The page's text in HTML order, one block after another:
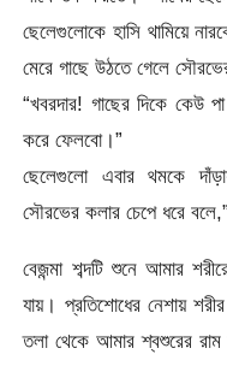
ছেলেগুলোকে হাসি থামিয়ে
মেরে গাছে উঠতে গেলে
“খবরদার! গাছের দিকে কেউ
করে ফেলবো।”
ছেলেগুলো এবার থমকে
সৌরভের কলার চেপে ধরে
বেজন্মা শব্দটি শুনে আমার
যায়। প্রতিশোধের নেশায়
তলা থেকে আমার শ্বশুরের